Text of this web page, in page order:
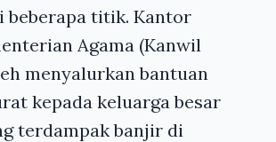
beberapa titik. Kantor
Agama (Kanwil
menyalurkan bantuan
kepada keluarga besar
terdampak banjir di